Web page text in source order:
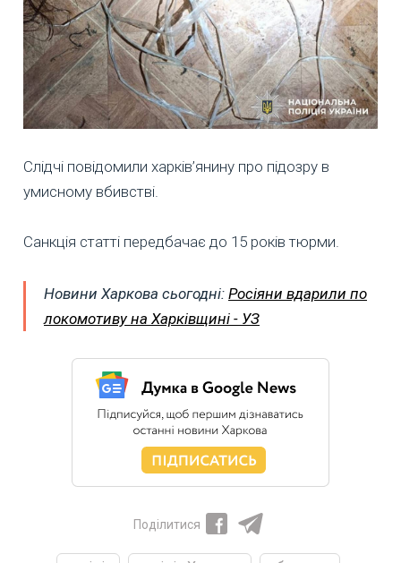
Слідчі повідомили харків’янину про підозру в
умисному вбивстві.
Санкція статті передбачає до 15 років тюрми.
Новини Харкова сьогодні: Росіяни вдарили по
локомотиву на Харківщині - УЗ
Поділитися